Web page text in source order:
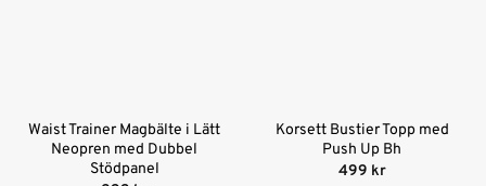
Waist Trainer Magbälte i Lätt
Neopren med Dubbel
Stödpanel
Korsett Bustier Topp med
Push Up Bh
499 kr